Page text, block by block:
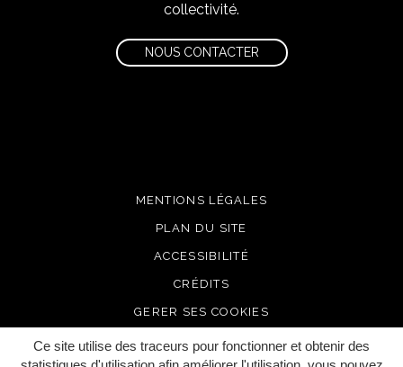
Ce site utilise des traceurs pour fonctionner et obtenir des
collectivité.
NOUS CONTACTER
MENTIONS LÉGALES
PLAN DU SITE
ACCESSIBILITÉ
CRÉDITS
GERER SES COOKIES